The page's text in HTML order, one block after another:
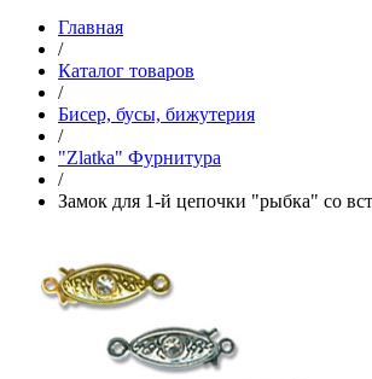
Главная
/
Каталог товаров
/
Бисер, бусы, бижутерия
/
"Zlatka" Фурнитура
/
Замок для 1-й цепочки "рыбка" со